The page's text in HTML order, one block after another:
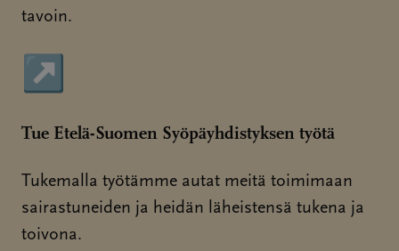
tavoin.
Sivu avautuu uudessa ikkunassa
↗
Tue Etelä-Suomen Syöpäyhdistyksen työtä
Tukemalla työtämme autat meitä toimimaan
sairastuneiden ja heidän läheistensä tukena ja
toivona.